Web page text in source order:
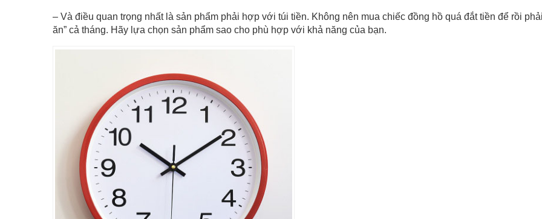
– Và điều quan trọng nhất là sản phẩm phải hợp với túi tiền. Không nên mua chiếc đồng hồ quá đắt tiền để rồi
ăn” cả tháng. Hãy lựa chọn sản phẩm sao cho phù hợp với khả năng của bạn.